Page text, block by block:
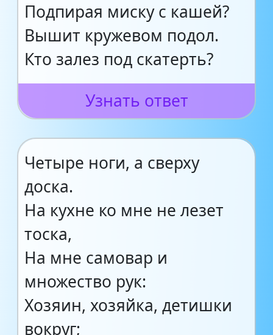
Подпирая миску с кашей?
Вышит кружевом подол.
Кто залез под скатерть?
Узнать ответ
Четыре ноги, а сверху
доска.
На кухне ко мне не лезет
тоска,
На мне самовар и
множество рук:
Хозяин, хозяйка, детишки
вокруг;